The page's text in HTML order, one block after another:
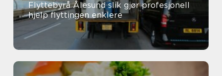
Flyttebyrå Ålesund slik gjør profesjonell
hjelp flyttingen enklere